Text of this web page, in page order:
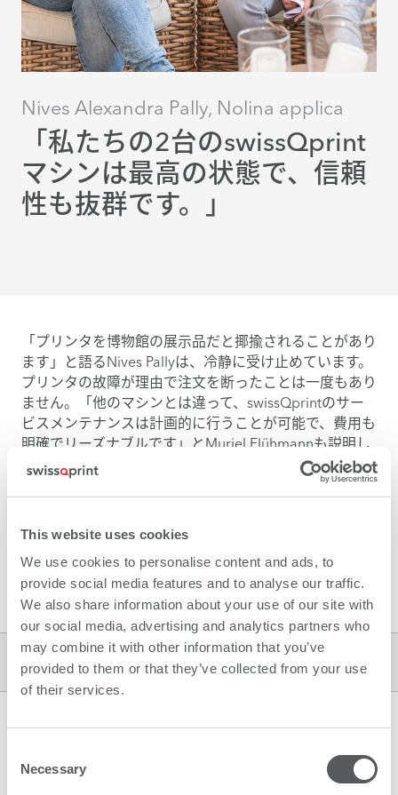
This website uses cookies
We use cookies to personalise content and ads, to
provide social media features and to analyse our traffic.
We also share information about your use of our site with
our social media, advertising and analytics partners who
may combine it with other information that you’ve
provided to them or that they’ve collected from your use
of their services.
Selection
Necessary
Nives Alexandra Pally, Nolina applica
「私たちの2台のswissQprint
マシンは最高の状態で、信頼
性も抜群です。」
「プリンタを博物館の展示品だと揶揄されることがあり
ます」と語るNives Pallyは、冷静に受け止めています。
プリンタの故障が理由で注文を断ったことは一度もあり
ません。「他のマシンとは違って、swissQprintのサー
ビスメンテナンスは計画的に行うことが可能で、費用も
明確でリーズナブルです」とMuriel Flühmannも説明し
ます。「毎年2台のプリンタを時期をずらして点検して
もらうので、常に仕事を続けることができます」技術的
のプリンタに買い替える理由はありません」さらに
Gogo Gärtnerも付け加えます。「この2台のマシンは、
私たちの経営の要だと思っています。」
Impala第一世代
復活を遂げた中古Impala